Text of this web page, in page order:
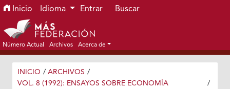
Ir al menú de navegación principal
Ir al contenido principal
Ir al pie de página del sitio
Inicio Idioma Entrar Buscar
Número Actual Archivos Acerca de
INICIO / ARCHIVOS /
VOL. 8 (1992): ENSAYOS SOBRE ECONOMÍA
/